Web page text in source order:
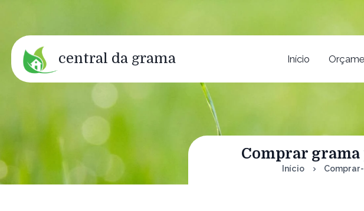
central da grama Início
Comprar grama
Início